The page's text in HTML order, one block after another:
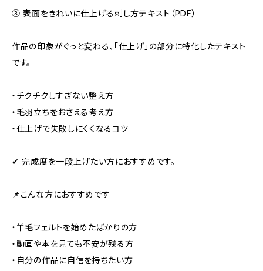
③ 表面をきれいに仕上げる刺し方テキスト（PDF）
作品の印象がぐっと変わる、「仕上げ」の部分に特化したテキスト
です。
・チクチクしすぎない整え方
・毛羽立ちをおさえる考え方
・仕上げで失敗しにくくなるコツ
✔ 完成度を一段上げたい方におすすめです。
📌こんな方におすすめです
・羊毛フェルトを始めたばかりの方
・動画や本を見ても不安が残る方
・自分の作品に自信を持ちたい方